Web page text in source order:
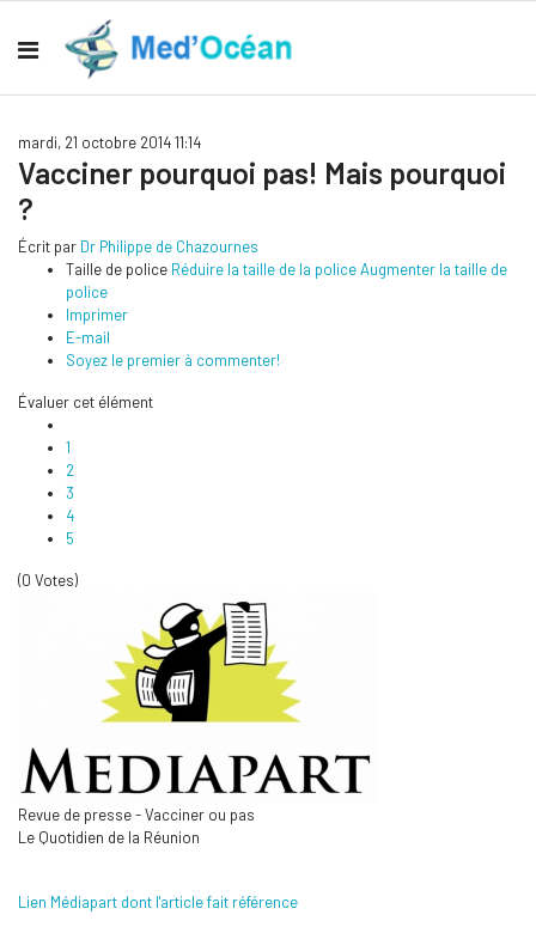
mardi, 21 octobre 2014 11:14
Vacciner pourquoi pas! Mais pourquoi
?
Écrit par Dr Philippe de Chazournes
Taille de police Réduire la taille de la policeAugmenter la taille de
police
Imprimer
E-mail
Soyez le premier à commenter!
Évaluer cet élément
1
2
3
4
5
(0 Votes)
Revue de presse - Vacciner ou pas
Le Quotidien de la Réunion
Lien Médiapart dont l'article fait référence